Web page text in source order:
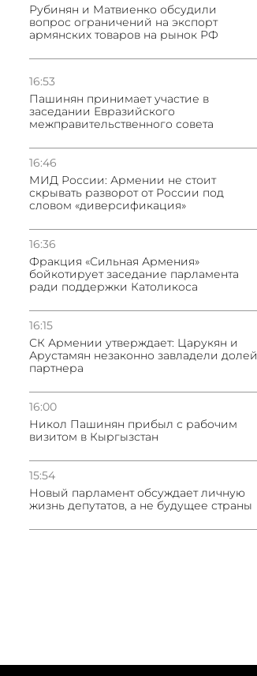
Рубинян и Матвиенко обсудили
вопрос ограничений на экспорт
армянских товаров на рынок РФ
16:53
Пашинян принимает участие в
заседании Евразийского
межправительственного совета
16:46
МИД России: Армении не стоит
скрывать разворот от России под
словом «диверсификация»
16:36
Фракция «Сильная Армения»
бойкотирует заседание парламента
ради поддержки Католикоса
16:15
СК Армении утверждает: Царукян и
Арустамян незаконно завладели долей
партнера
16:00
Никол Пашинян прибыл с рабочим
визитом в Кыргызстан
15:54
Новый парламент обсуждает личную
жизнь депутатов, а не будущее страны